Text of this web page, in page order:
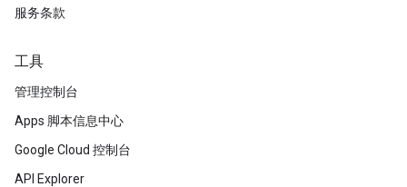
服务条款
工具
管理控制台
Apps 脚本信息中心
Google Cloud 控制台
API Explorer